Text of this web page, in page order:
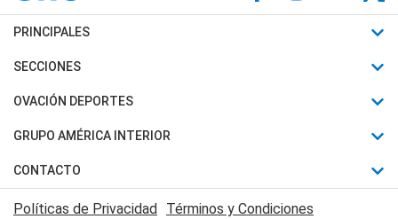
PRINCIPALES
Últimas Noticias
Política
Judiciales
Economia
SECCIONES
Horóscopo
Motores
Trucos caseros
Series y Películas
OVACIÓN DEPORTES
Fútbol
Mundial
Automovilismo
GRUPO AMÉRICA INTERIOR
Canal 7 en Vivo
CONTACTO
Acerca de Nosotros
Políticas de Privacidad Términos y Condiciones